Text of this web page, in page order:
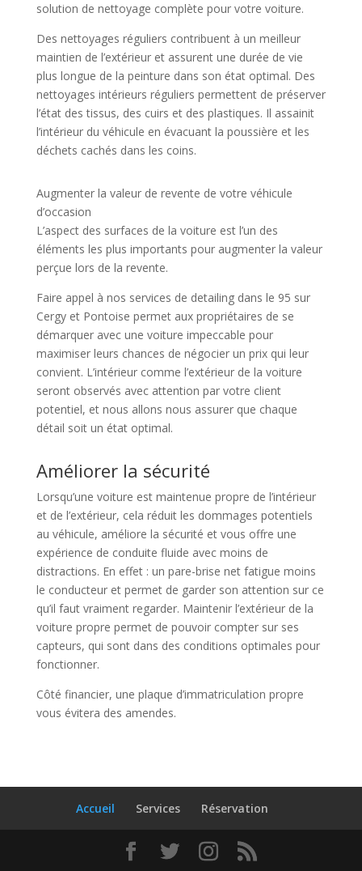
solution de nettoyage complète pour votre voiture.
Des nettoyages réguliers contribuent à un meilleur
maintien de l’extérieur et assurent une durée de vie
plus longue de la peinture dans son état optimal. Des
nettoyages intérieurs réguliers permettent de préserver
l’état des tissus, des cuirs et des plastiques. Il assainit
l’intérieur du véhicule en évacuant la poussière et les
déchets cachés dans les coins.
Augmenter la valeur de revente de votre véhicule
d’occasion
L’aspect des surfaces de la voiture est l’un des
éléments les plus importants pour augmenter la valeur
perçue lors de la revente.
Faire appel à nos services de detailing dans le 95 sur
Cergy et Pontoise permet aux propriétaires de se
démarquer avec une voiture impeccable pour
maximiser leurs chances de négocier un prix qui leur
convient. L’intérieur comme l’extérieur de la voiture
seront observés avec attention par votre client
potentiel, et nous allons nous assurer que chaque
détail soit un état optimal.
Améliorer la sécurité
Lorsqu’une voiture est maintenue propre de l’intérieur
et de l’extérieur, cela réduit les dommages potentiels
au véhicule, améliore la sécurité et vous offre une
expérience de conduite fluide avec moins de
distractions. En effet : un pare-brise net fatigue moins
le conducteur et permet de garder son attention sur ce
qu’il faut vraiment regarder. Maintenir l’extérieur de la
voiture propre permet de pouvoir compter sur ses
capteurs, qui sont dans des conditions optimales pour
fonctionner.
Côté financier, une plaque d’immatriculation propre
vous évitera des amendes.
Accueil Services Réservation